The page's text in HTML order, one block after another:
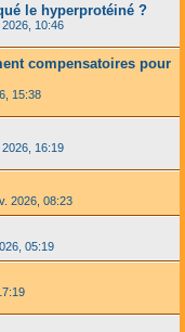
le hyperprotéiné ?
2026, 10:46
compensatoires pour
15:38
2026, 16:19
2026, 08:23
05:19